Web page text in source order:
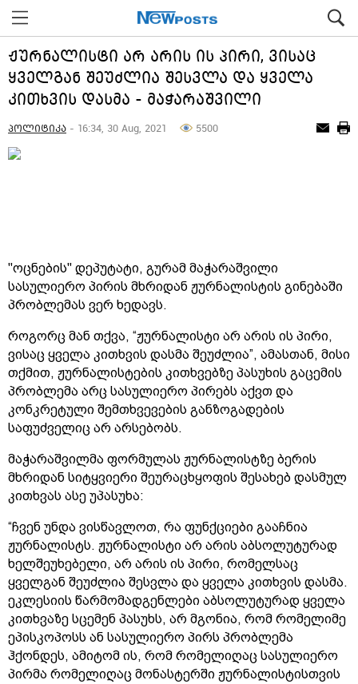
ჟურნალისტი არ არის ის პირი, ვისაც
ყველგან შეუძლია შესვლა და ყველა
კითხვის დასმა - მაჭარაშვილი
პოლიტიკა - 16:34, 30 Aug, 2021 5500
"ოცნების" დეპუტატი, გურამ მაჭარაშვილი
სასულიერო პირის მხრიდან ჟურნალისტის გინებაში
პრობლემას ვერ ხედავს.
როგორც მან თქვა, “ჟურნალისტი არ არის ის პირი,
ვისაც ყველა კითხვის დასმა შეუძლია”, ამასთან, მისი
თქმით, ჟურნალისტების კითხვებზე პასუხის გაცემის
პრობლემა არც სასულიერო პირებს აქვთ და
კონკრეტული შემთხვევების განზოგადების
საფუძველიც არ არსებობს.
მაჭარაშვილმა ფორმულას ჟურნალისტზე ბერის
მხრიდან სიტყვიერი შეურაცხყოფის შესახებ დასმულ
კითხვას ასე უპასუხა:
“ჩვენ უნდა ვისწავლოთ, რა ფუნქციები გააჩნია
ჟურნალისტს. ჟურნალისტი არ არის აბსოლუტურად
ხელშეუხებელი, არ არის ის პირი, რომელსაც
ყველგან შეუძლია შესვლა და ყველა კითხვის დასმა.
ეკლესიის წარმომადგენლები აბსოლუტურად ყველა
კითხვაზე სცემენ პასუხს, არ მგონია, რომ რომელიმე
ეპისკოპოსს ან სასულიერო პირს პრობლემა
ჰქონდეს, ამიტომ ის, რომ რომელიღაც სასულიერო
პირმა რომელიღაც მონასტერში ჟურნალისტისთვის